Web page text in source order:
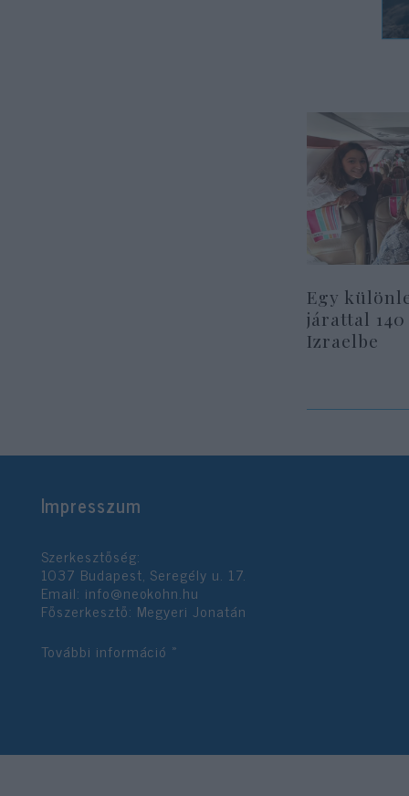
Egy
járattal
Izraelbe
Impresszum
Szerkesztőség:
1037 Budapest, Seregély u. 17.
Email: info@neokohn.hu
Főszerkesztő: Megyeri Jonatán
További információ »